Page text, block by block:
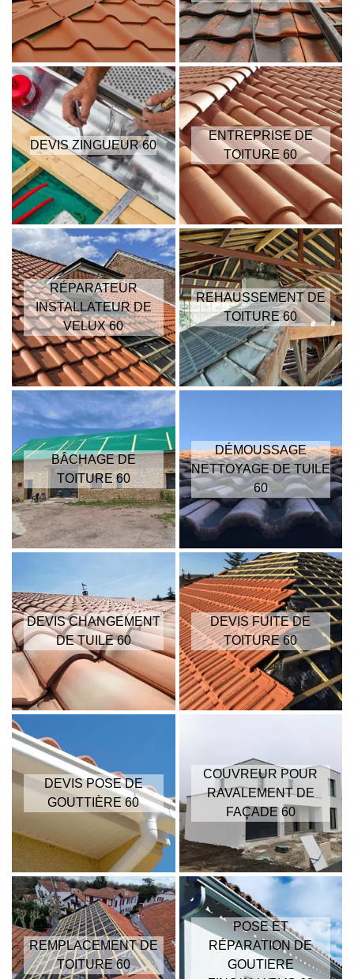
DEVIS ZINGUEUR 60
ENTREPRISE DE
TOITURE 60
RÉPARATEUR
INSTALLATEUR DE
VELUX 60
REHAUSSEMENT DE
TOITURE 60
BÂCHAGE DE
TOITURE 60
DÉMOUSSAGE
NETTOYAGE DE TUILE
60
DEVIS CHANGEMENT
DE TUILE 60
DEVIS FUITE DE
TOITURE 60
DEVIS POSE DE
GOUTTIÈRE 60
COUVREUR POUR
RAVALEMENT DE
FAÇADE 60
REMPLACEMENT DE
TOITURE 60
POSE ET
RÉPARATION DE
GOUTIERE